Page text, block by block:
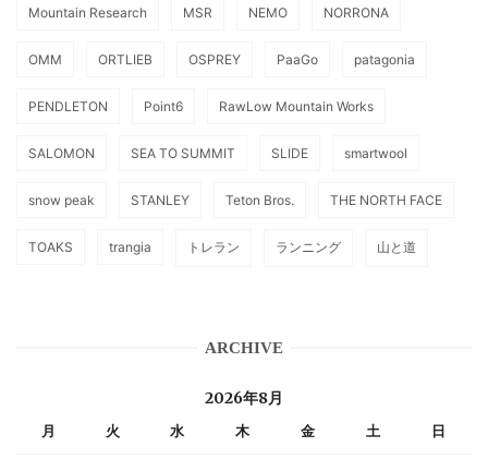
Mountain Research MSR NEMO NORRONA
OMM ORTLIEB OSPREY PaaGo patagonia
PENDLETON Point6 RawLow Mountain Works
SALOMON SEA TO SUMMIT SLIDE smartwool
snow peak STANLEY Teton Bros. THE NORTH FACE
TOAKS trangia トレラン ランニング 山と道
ARCHIVE
2026年8月
月 火 水 木 金 土 日